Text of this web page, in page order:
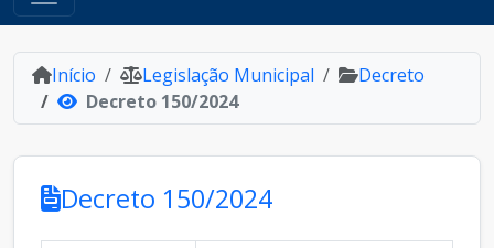
Início Legislação Municipal
Decreto
Decreto 150/2024
Decreto 150/2024